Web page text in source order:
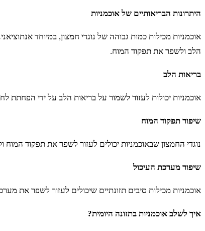
היתרונות הבריאותיים של אוכמניות
אוכמניות מכילות כמות גבוהה של נוגדי חמצון, במיוחד
הלב ולשפר את תפקוד המוח.
בריאות הלב
אוכמניות יכולות לעזור לשמור על בריאות הלב על ידי הפחתת
שיפור תפקוד המוח
נוגדי החמצון שבאוכמניות יכולים לעזור לשפר את תפקוד
שיפור מערכת העיכול
אוכמניות מכילות סיבים תזונתיים שיכולים לעזור לשפר את
איך לשלב אוכמניות בתזונה היומית?